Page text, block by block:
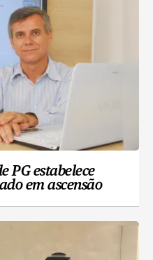
PG estabelece
em ascensão